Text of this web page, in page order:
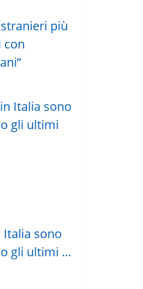
più
con
sono
gli ultimi …